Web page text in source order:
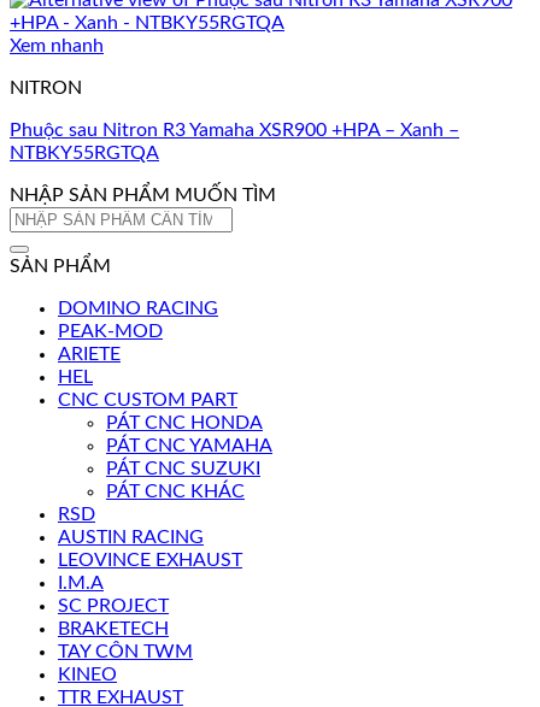
Xem nhanh
NITRON
Phuộc sau Nitron R3 Yamaha XSR900 +HPA – Xanh –
NTBKY55RGTQA
NHẬP SẢN PHẨM MUỐN TÌM
Tìm
SẢN PHẨM
DOMINO RACING
PEAK-MOD
ARIETE
HEL
CNC CUSTOM PART
PÁT CNC HONDA
PÁT CNC YAMAHA
PÁT CNC SUZUKI
PÁT CNC KHÁC
RSD
AUSTIN RACING
LEOVINCE EXHAUST
I.M.A
SC PROJECT
BRAKETECH
TAY CÔN TWM
KINEO
TTR EXHAUST